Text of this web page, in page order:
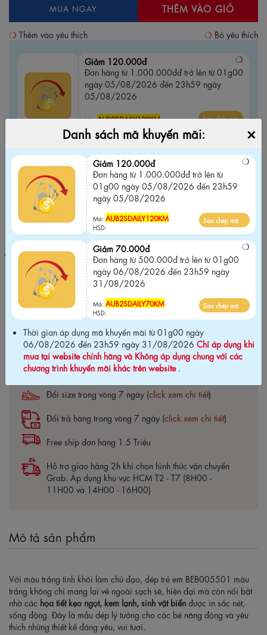
MUA NGAY THÊM VÀO GIỎ
Thêm vào yêu thích Bỏ yêu thích
Giảm 120.000đ
Đơn hàng từ 1.000.000đđ trở lên từ 01g00
ngày 05/08/2026 đến 23h59 ngày
05/08/2026
Mã:AUB2SDAILY120KM
HSD:
Sao chép mã
Giảm 70.000đ
Đơn hàng từ 500.000đ trở lên từ 01g00
ngày 06/08/2026 đến 23h59 ngày
31/08/2026
Mã: AUB2SDAILY70KM
HSD:
Sao chép mã
Thời gian áp dụng mã khuyến mãi từ 01g00 ngày 06/08/2026
đến 23h59 ngày 31/08/2026Chỉ áp dụng khi mua tại website
chính hãng và Không áp dụng chung với các chương trình khuyến
mãi khác trên website.
Cam kết chính hãng Biti's100%
Bảo hành 03 tháng (click xem chi tiết)
Đổi size trong vòng 7 ngày (click xem chi tiết)
Đổi trả hàng trong vòng 7 ngày (click xem chi tiết)
Free ship đơn hàng 1.5 Triệu
Hỗ trợ giao hàng 2h khi chọn hình thức vận chuyển
Grab. Áp dụng khu vực HCM T2 - T7 (8H00 -
11H00 và 14H00 - 16H00)
Mô tả sản phẩm
Với màu trắng tinh khôi làm chủ đạo, dép trẻ em BEB005501 màu
trắng không chỉ mang lại vẻ ngoài sạch sẽ, hiện đại mà còn nổi bật
nhờ các họa tiết kẹo ngọt, kem lạnh, sinh vật biển được in sắc nét,
sống động. Đây là mẫu dép lý tưởng cho các bé năng động và yêu
thích những thiết kế đáng yêu, vui tươi.
Danh sách mã khuyến mãi: ×
Giảm 120.000đ
Đơn hàng từ 1.000.000đđ trở lên từ
01g00 ngày 05/08/2026 đến 23h59
ngày 05/08/2026
Mã: AUB2SDAILY120KM
HSD:
Sao chép mã
Giảm 70.000đ
Đơn hàng từ 500.000đ trở lên từ 01g00
ngày 06/08/2026 đến 23h59 ngày
31/08/2026
Mã: AUB2SDAILY70KM
HSD:
Sao chép mã
Thời gian áp dụng mã khuyến mãi từ 01g00 ngày
06/08/2026 đến 23h59 ngày 31/08/2026 Chỉ áp dụng khi
mua tại website chính hãng và Không áp dụng chung với các
chương trình khuyến mãi khác trên website